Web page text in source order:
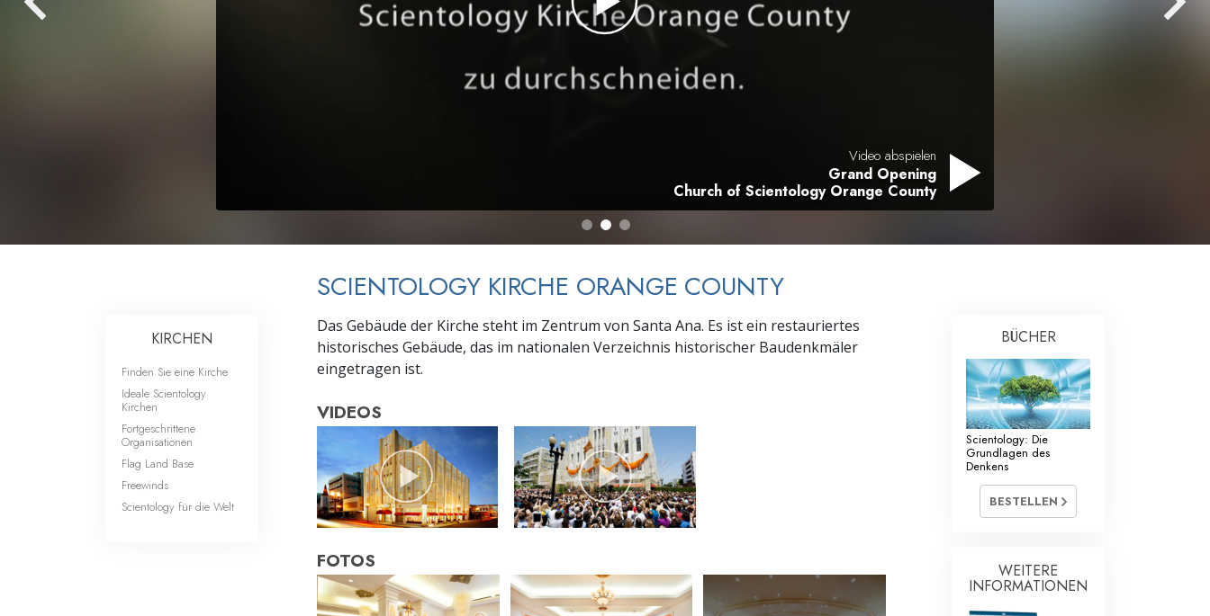
Liebe und Hass – Was ist Größe?
Die Ursache von Unterdrückung
Ermittlungen
Grundlagen des Organisierens
Die Technologie des Studierens
Kommunikation
Video abspielen
Grand Opening
Church of Scientology Orange County
SCIENTOLOGY KIRCHE ORANGE COUNTY
Das Gebäude der Kirche steht im Zentrum von Santa Ana. Es ist ein restauriertes
historisches Gebäude, das im nationalen Verzeichnis historischer Baudenkmäler
eingetragen ist.
VIDEOS
FOTOS
KIRCHEN
Finden Sie eine Kirche
Ideale Scientology
Kirchen
Fortgeschrittene
Organisationen
Flag Land Base
Freewinds
Scientology für die Welt
BÜCHER
Scientology: Die
Grundlagen des
Denkens
BESTELLEN
WEITERE
INFORMATIONEN